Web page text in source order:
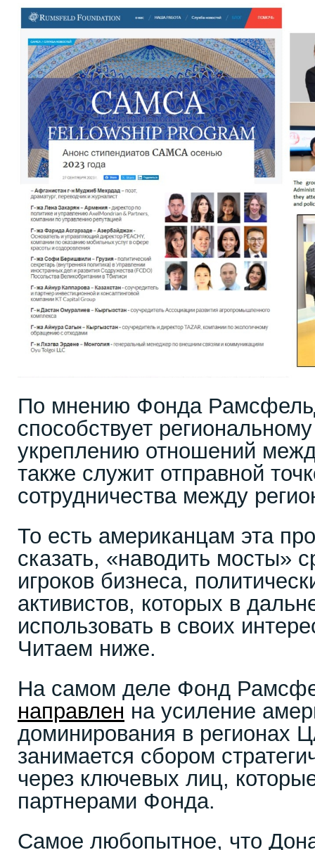
По мнению Фонда
способствует
укреплению отношений
также служит отправной
сотрудничества между
То есть американцам эта
сказать, «наводить мосты»
игроков бизнеса,
активистов, которых в
использовать в своих
Читаем ниже.
На самом деле Фонд
направлен на усиление
доминирования в регионах
занимается сбором
через ключевых лиц,
партнерами Фонда.
Самое любопытное, что